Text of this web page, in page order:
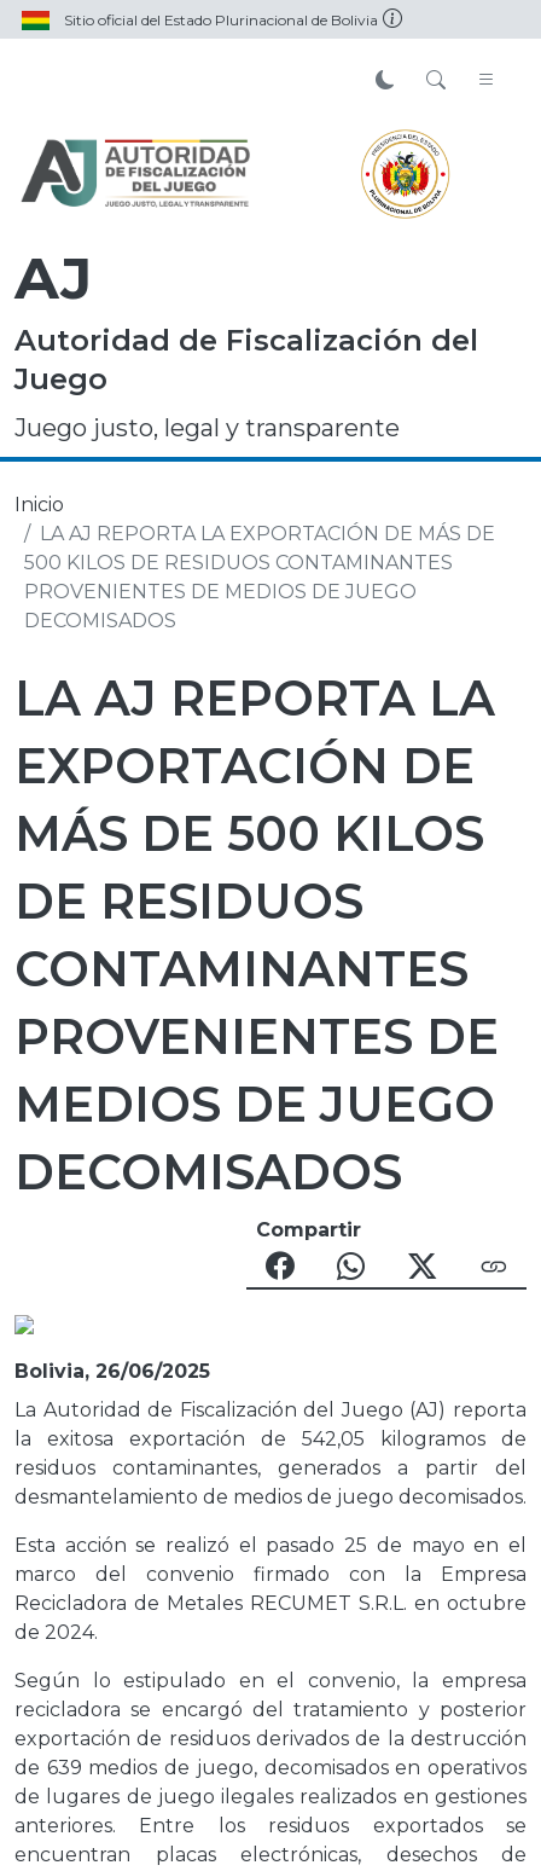
Sitio oficial del Estado Plurinacional de Bolivia
AJ
Autoridad de Fiscalización del
Juego
Juego justo, legal y transparente
Inicio
LA AJ REPORTA LA EXPORTACIÓN DE MÁS DE
500 KILOS DE RESIDUOS CONTAMINANTES
PROVENIENTES DE MEDIOS DE JUEGO
DECOMISADOS
LA AJ REPORTA LA
EXPORTACIÓN DE
MÁS DE 500 KILOS
DE RESIDUOS
CONTAMINANTES
PROVENIENTES DE
MEDIOS DE JUEGO
DECOMISADOS
Compartir
Bolivia, 26/06/2025
La Autoridad de Fiscalización del Juego (AJ) reporta
la exitosa exportación de 542,05 kilogramos de
residuos contaminantes, generados a partir del
desmantelamiento de medios de juego decomisados.
Esta acción se realizó el pasado 25 de mayo en el
marco del convenio firmado con la Empresa
Recicladora de Metales RECUMET S.R.L. en octubre
de 2024.
Según lo estipulado en el convenio, la empresa
recicladora se encargó del tratamiento y posterior
exportación de residuos derivados de la destrucción
de 639 medios de juego, decomisados en operativos
de lugares de juego ilegales realizados en gestiones
anteriores. Entre los residuos exportados se
encuentran placas electrónicas, desechos de